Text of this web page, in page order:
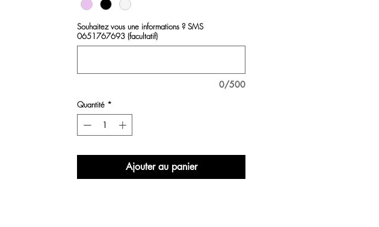
ceinture
Matiére
Lavage: 80%PA 20%EA à 30°c en machine
Souhaitez vous une informations ? SMS
0651767693 (facultatif)
0/500
Quantité *
Ajouter au panier